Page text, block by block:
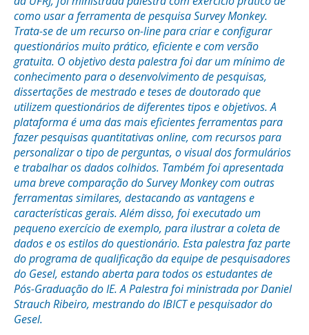
como usar a ferramenta de pesquisa Survey Monkey.
Trata-se de um recurso on-line para criar e configurar
questionários muito prático, eficiente e com versão
gratuita. O objetivo desta palestra foi dar um mínimo de
conhecimento para o desenvolvimento de pesquisas,
dissertações de mestrado e teses de doutorado que
utilizem questionários de diferentes tipos e objetivos. A
plataforma é uma das mais eficientes ferramentas para
fazer pesquisas quantitativas online, com recursos para
personalizar o tipo de perguntas, o visual dos formulários
e trabalhar os dados colhidos. Também foi apresentada
uma breve comparação do Survey Monkey com outras
ferramentas similares, destacando as vantagens e
características gerais. Além disso, foi executado um
pequeno exercício de exemplo, para ilustrar a coleta de
dados e os estilos do questionário. Esta palestra faz parte
do programa de qualificação da equipe de pesquisadores
do Gesel, estando aberta para todos os estudantes de
Pós-Graduação do IE. A Palestra foi ministrada por Daniel
Strauch Ribeiro, mestrando do IBICT e pesquisador do
Gesel.